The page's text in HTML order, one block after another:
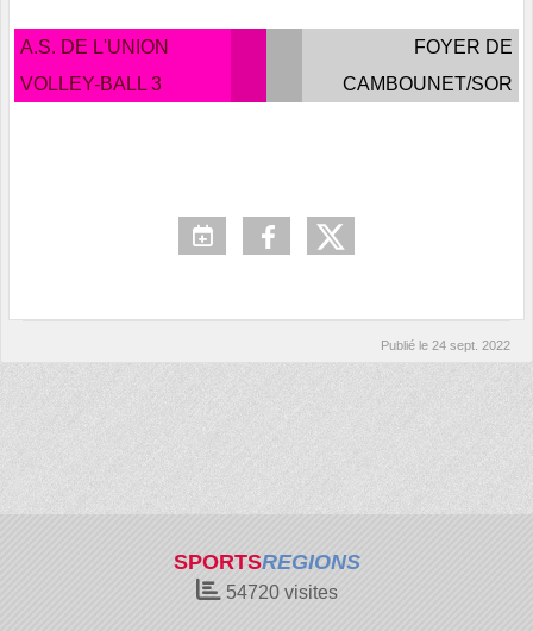
A.S. DE L'UNION
VOLLEY-BALL 3
FOYER DE
CAMBOUNET/SOR
Publié le 24 sept. 2022
SPORTSREGIONS
54720visites